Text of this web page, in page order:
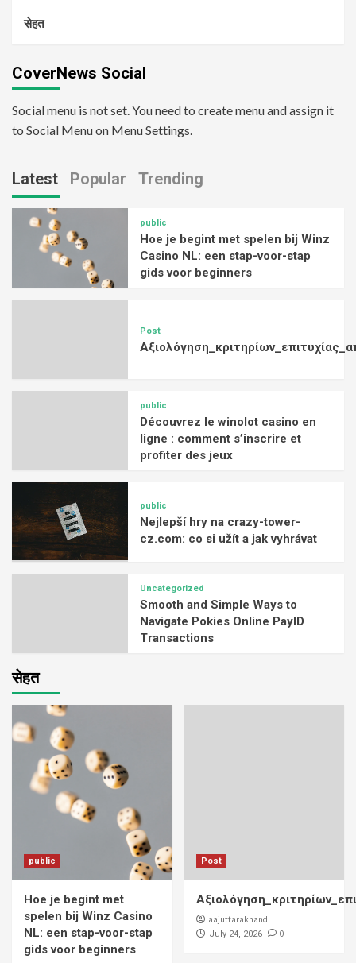
सेहत
CoverNews Social
Social menu is not set. You need to create menu and assign it
to Social Menu on Menu Settings.
Latest Popular Trending
public
Hoe je begint met spelen bij Winz
Casino NL: een stap-voor-stap
gids voor beginners
Post
public
Découvrez le winolot casino en
ligne : comment s’inscrire et
profiter des jeux
public
Nejlepší hry na crazy-tower-
cz.com: co si užít a jak vyhrávat
Uncategorized
Smooth and Simple Ways to
Navigate Pokies Online PayID
Transactions
सेहत
public
Hoe je begint met
spelen bij Winz Casino
NL: een stap-voor-stap
gids voor beginners
Post
aajuttarakhand
July 24, 2026 0